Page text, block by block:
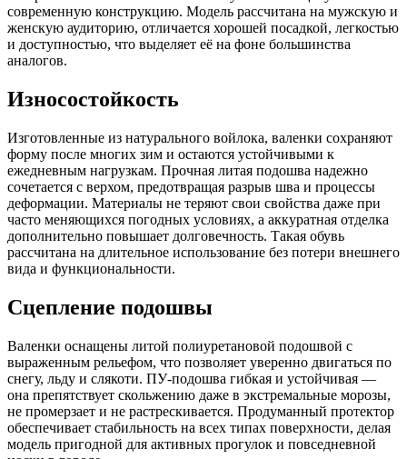
современную конструкцию. Модель рассчитана на мужскую и
женскую аудиторию, отличается хорошей посадкой, легкостью
и доступностью, что выделяет её на фоне большинства
аналогов.​
Износостойкость
Изготовленные из натурального войлока, валенки сохраняют
форму после многих зим и остаются устойчивыми к
ежедневным нагрузкам. Прочная литая подошва надежно
сочетается с верхом, предотвращая разрыв шва и процессы
деформации. Материалы не теряют свои свойства даже при
часто меняющихся погодных условиях, а аккуратная отделка
дополнительно повышает долговечность. Такая обувь
рассчитана на длительное использование без потери внешнего
вида и функциональности.​
Сцепление подошвы
Валенки оснащены литой полиуретановой подошвой с
выраженным рельефом, что позволяет уверенно двигаться по
снегу, льду и слякоти. ПУ-подошва гибкая и устойчивая —
она препятствует скольжению даже в экстремальные морозы,
не промерзает и не растрескивается. Продуманный протектор
обеспечивает стабильность на всех типах поверхности, делая
модель пригодной для активных прогулок и повседневной